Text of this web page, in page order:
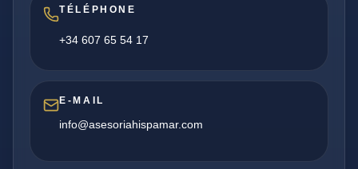
TÉLÉPHONE
+34 607 65 54 17
E-MAIL
info@asesoriahispamar.com